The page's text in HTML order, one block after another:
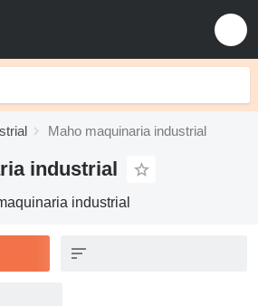
Maho maquinaria industrial
industrial
industrial